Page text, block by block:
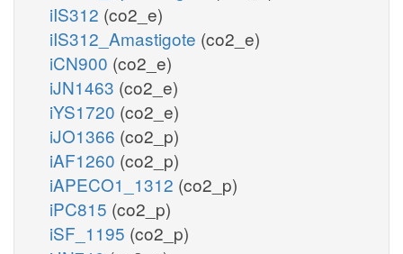
iIS312 (co2_e)
iIS312_Amastigote (co2_e)
iCN900 (co2_e)
iJN1463 (co2_e)
iYS1720 (co2_e)
iJO1366 (co2_p)
iAF1260 (co2_p)
iAPECO1_1312 (co2_p)
iPC815 (co2_p)
iSF_1195 (co2_p)